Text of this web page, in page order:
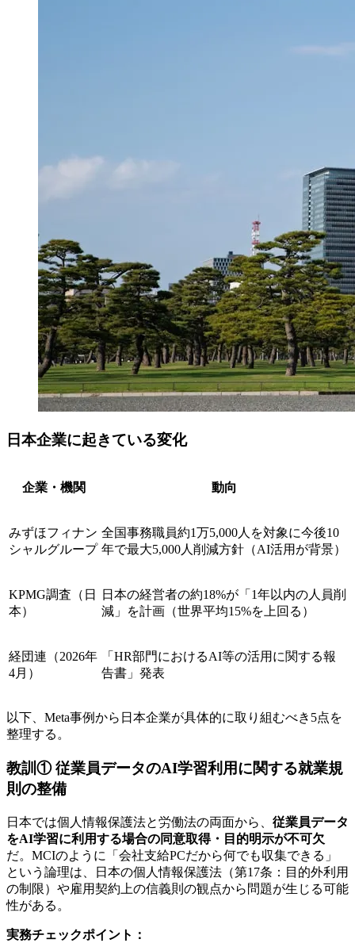
日本企業に起きている変化
企業・機関 動向
みずほフィナン
シャルグループ
全国事務職員約1万5,000人を対象に今後10
年で最大5,000人削減方針（AI活用が背景）
KPMG調査（日
本）
日本の経営者の約18%が「1年以内の人員削
減」を計画（世界平均15%を上回る）
経団連（2026年
4月）
「HR部門におけるAI等の活用に関する報
告書」発表
以下、Meta事例から日本企業が具体的に取り組むべき5点を
整理する。
教訓① 従業員データのAI学習利用に関する就業規
則の整備
日本では個人情報保護法と労働法の両面から、 従業員データ
をAI学習に利用する場合の同意取得・目的明示が不可欠
だ。MCIのように「会社支給PCだから何でも収集できる」
という論理は、日本の個人情報保護法（第17条：目的外利用
の制限）や雇用契約上の信義則の観点から問題が生じる可能
性がある。
実務チェックポイント：